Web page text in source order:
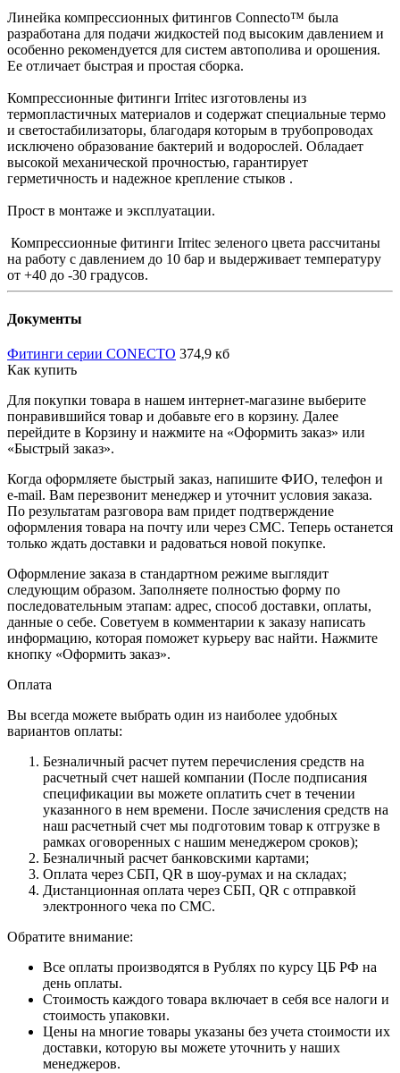
Линейка компрессионных фитингов Connecto™ была
разработана для подачи жидкостей под высоким давлением и
особенно рекомендуется для систем автополива и орошения.
Ее отличает быстрая и простая сборка.
Компрессионные фитинги Irritec изготовлены из
термопластичных материалов и содержат специальные термо
и светостабилизаторы, благодаря которым в трубопроводах
исключено образование бактерий и водорослей. Обладает
высокой механической прочностью, гарантирует
герметичность и надежное крепление стыков .
Прост в монтаже и эксплуатации.
Компрессионные фитинги Irritec зеленого цвета рассчитаны
на работу с давлением до 10 бар и выдерживает температуру
от +40 до -30 градусов.
Документы
Фитинги серии CONECTO 374,9 кб
Как купить
Для покупки товара в нашем интернет-магазине выберите
понравившийся товар и добавьте его в корзину. Далее
перейдите в Корзину и нажмите на «Оформить заказ» или
«Быстрый заказ».
Когда оформляете быстрый заказ, напишите ФИО, телефон и
e-mail. Вам перезвонит менеджер и уточнит условия заказа.
По результатам разговора вам придет подтверждение
оформления товара на почту или через СМС. Теперь останется
только ждать доставки и радоваться новой покупке.
Оформление заказа в стандартном режиме выглядит
следующим образом. Заполняете полностью форму по
последовательным этапам: адрес, способ доставки, оплаты,
данные о себе. Советуем в комментарии к заказу написать
информацию, которая поможет курьеру вас найти. Нажмите
кнопку «Оформить заказ».
Оплата
Вы всегда можете выбрать один из наиболее удобных
вариантов оплаты:
Безналичный расчет путем перечисления средств на
расчетный счет нашей компании (После подписания
спецификации вы можете оплатить счет в течении
указанного в нем времени. После зачисления средств на
наш расчетный счет мы подготовим товар к отгрузке в
рамках оговоренных с нашим менеджером сроков);
Безналичный расчет банковскими картами;
Оплата через СБП, QR в шоу-румах и на складах;
Дистанционная оплата через СБП, QR с отправкой
электронного чека по СМС.
Обратите внимание:
Все оплаты производятся в Рублях по курсу ЦБ РФ на
день оплаты.
Стоимость каждого товара включает в себя все налоги и
стоимость упаковки.
Цены на многие товары указаны без учета стоимости их
доставки, которую вы можете уточнить у наших
менеджеров.